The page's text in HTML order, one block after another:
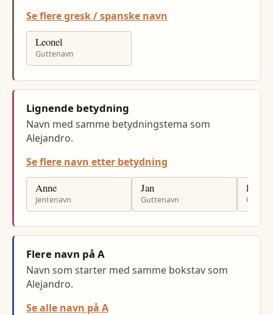
Se flere gresk / spanske navn
Leonel
Guttenavn
Lignende betydning
Navn med samme betydningstema som
Alejandro.
Se flere navn etter betydning
Anne
Jentenavn
Jan
Guttenavn
Per
Flere navn på A
Navn som starter med samme bokstav som
Alejandro.
Se alle navn på A